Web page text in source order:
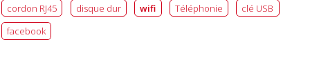
cordon RJ45
disque dur wifi Téléphonie
clé USB
facebook